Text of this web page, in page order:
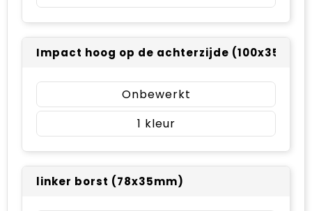
Impact hoog op de achterzijde (100x35mm)
Onbewerkt
1
linker borst (78x35mm)